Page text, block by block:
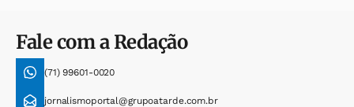
Fale com a Redação
(71) 99601-0020
jornalismoportal@grupoatarde.com.br